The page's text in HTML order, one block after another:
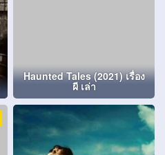
Haunted Tales (2021) เรื่อง
ผี เล่า